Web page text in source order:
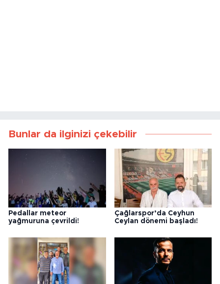
Bunlar da ilginizi çekebilir
Pedallar meteor
yağmuruna çevrildi!
Çağlarspor’da Ceyhun
Ceylan dönemi başladı!